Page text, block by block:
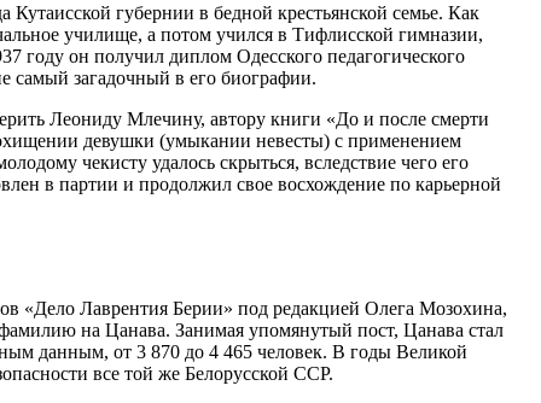
губернии в бедной крестьянской семье. Как
училище, а потом учился в Тифлисской гимназии,
году он получил диплом Одесского педагогического
самый загадочный в его биографии.
Леониду Млечину, автору книги «До и после смерти
девушки (умыкании невесты) с применением
чекисту удалось скрыться, вследствие чего его
в партии и продолжил свое восхождение по карьерной
«Дело Лаврентия Берии» под редакцией Олега Мозохина,
на Цанава. Занимая упомянутый пост, Цанава стал
данным, от 3 870 до 4 465 человек. В годы Великой
все той же Белорусской ССР.